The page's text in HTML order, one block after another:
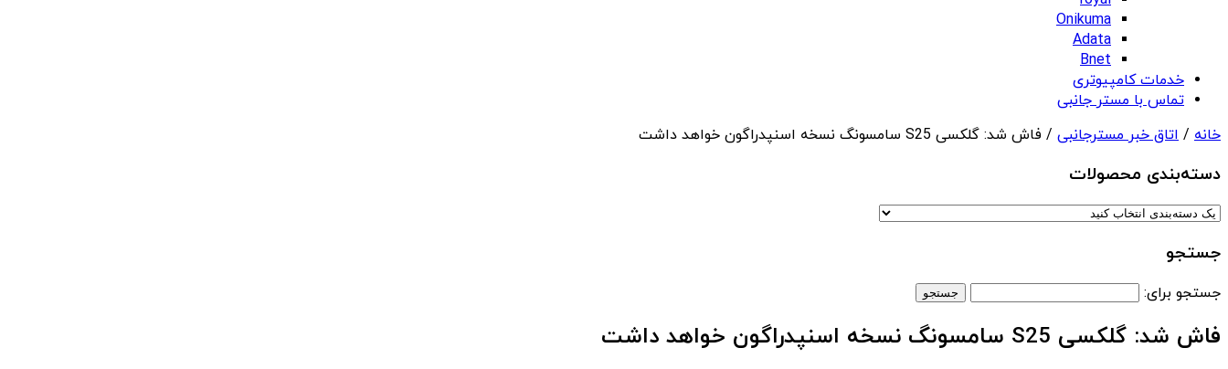
Onikuma
Adata
Bnet
خدمات کامپیوتری
تماس با مستر جانبی
خانه / اتاق خبر مسترجانبی / فاش شد: گلکسی S25 سامسونگ نسخه اسنپدراگون خواهد داشت
دسته‌بندی‌ محصولات
جستجو
جستجو برای:
فاش شد: گلکسی S25 سامسونگ نسخه اسنپدراگون خواهد داشت